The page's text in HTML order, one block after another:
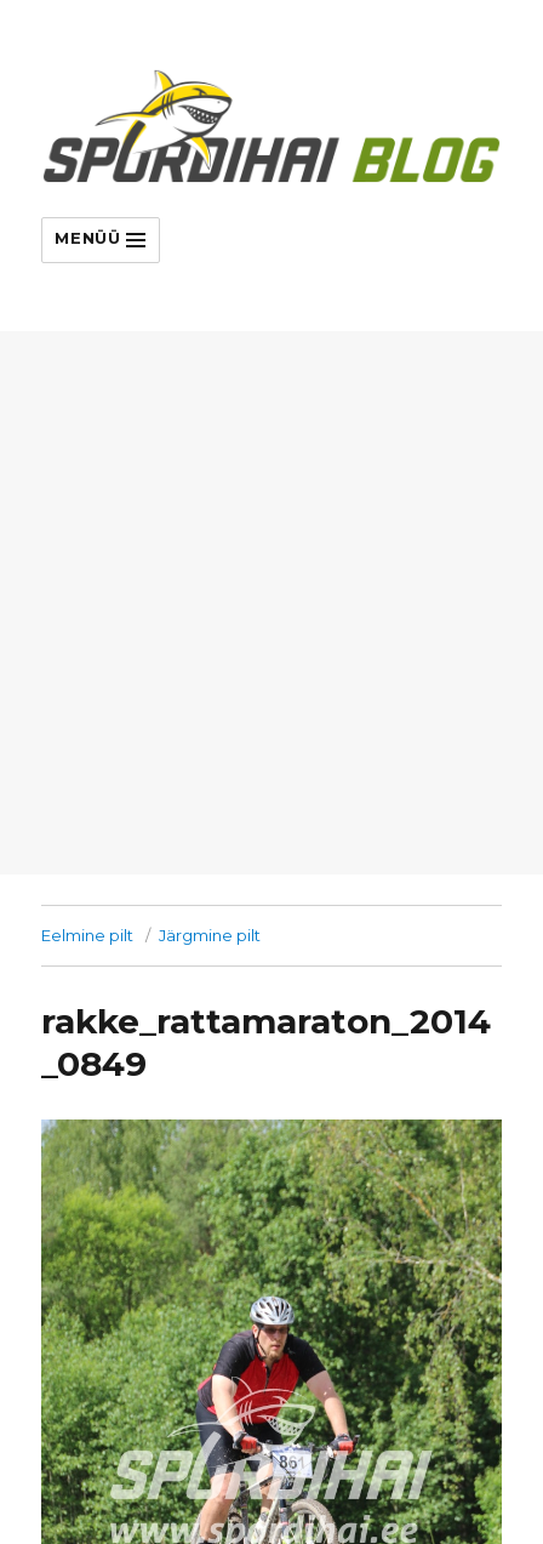
MENÜÜ
Eelmine pilt Järgmine pilt
rakke_rattamaraton_2014
_0849